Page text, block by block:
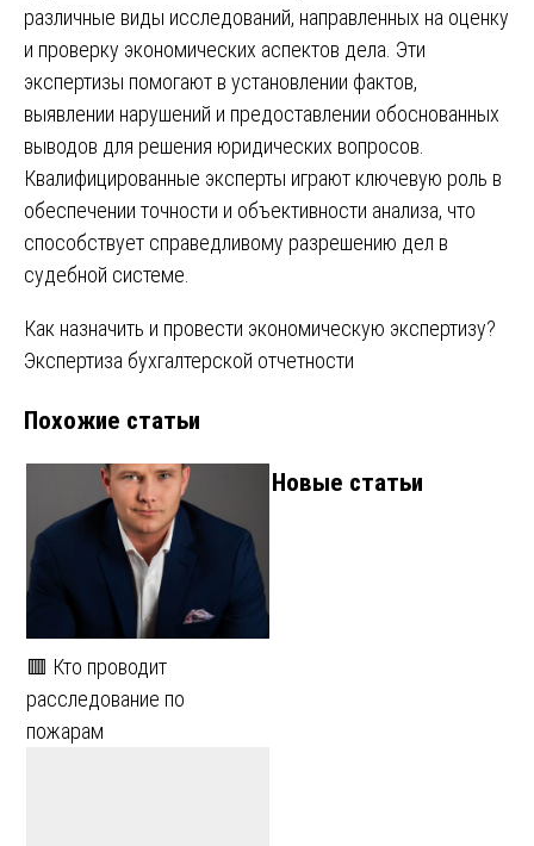
различные виды исследований, направленных на оценку
и проверку экономических аспектов дела. Эти
экспертизы помогают в установлении фактов,
выявлении нарушений и предоставлении обоснованных
выводов для решения юридических вопросов.
Квалифицированные эксперты играют ключевую роль в
обеспечении точности и объективности анализа, что
способствует справедливому разрешению дел в
судебной системе.
Навигация
записям
Как назначить и провести экономическую экспертизу?
Экспертиза бухгалтерской отчетности
Похожие статьи
🟥 Кто проводит
расследование по
пожарам
Новые статьи